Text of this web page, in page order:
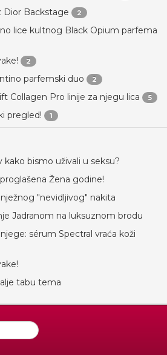
Dior Backstage 2
lice kultnog Black Opium parfema
2
parfemski duo 2
Collagen Pro linije za njegu lica 5
pregled! 1
kako bismo uživali u seksu?
Žena godine!
"nevidljivog" nakita
Jadranom na luksuznom brodu
sérum Spectral vraća koži
tabu tema